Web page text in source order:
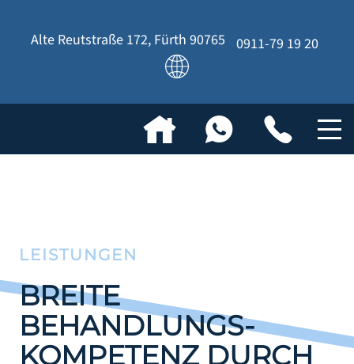
Alte Reutstraße 172, Fürth 90765 0911-79 19 20
LEISTUNGEN
BREITE
BEHANDLUNGS­
KOMPETENZ DURCH